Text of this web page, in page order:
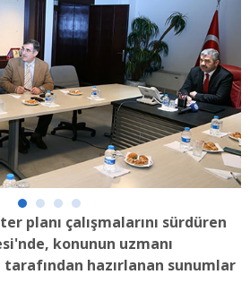
planı çalışmalarını sürdüren
konunun uzmanı
hazırlanan sunumlar